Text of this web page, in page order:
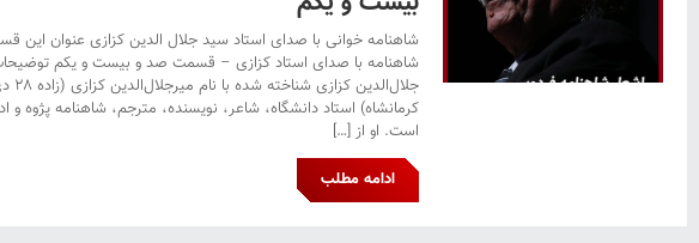
شاهنامه خوانی با صدای استاد سید جلال الدین کزازی عنوان این
شاهنامه با صدای استاد کزازی – قسمت صد و بیست و یکم
کرمانشاه) استاد دانشگاه، شاعر، نویسنده، مترجم، شاهنامه‌ پژوه و
است. او از […]
ادامه مطلب